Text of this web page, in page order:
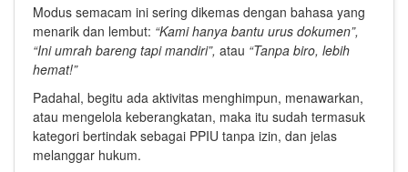
Modus semacam ini sering dikemas dengan bahasa yang
menarik dan lembut: “Kami hanya bantu urus dokumen”,
“Ini umrah bareng tapi mandiri”, atau “Tanpa biro, lebih
hemat!”
Padahal, begitu ada aktivitas menghimpun, menawarkan,
atau mengelola keberangkatan, maka itu sudah termasuk
kategori bertindak sebagai PPIU tanpa izin, dan jelas
melanggar hukum.